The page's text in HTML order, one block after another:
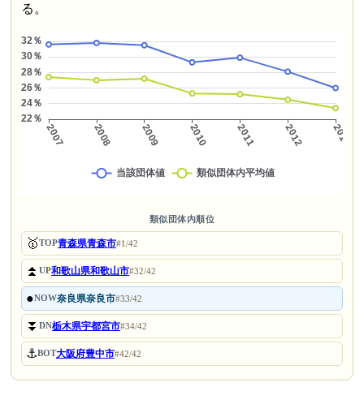
る。
類似団体内順位
🥇TOP青森県青森市#1/42
⏫UP和歌山県和歌山市#32/42
●NOW奈良県奈良市#33/42
⏬DN栃木県宇都宮市#34/42
⚓BOT大阪府豊中市#42/42